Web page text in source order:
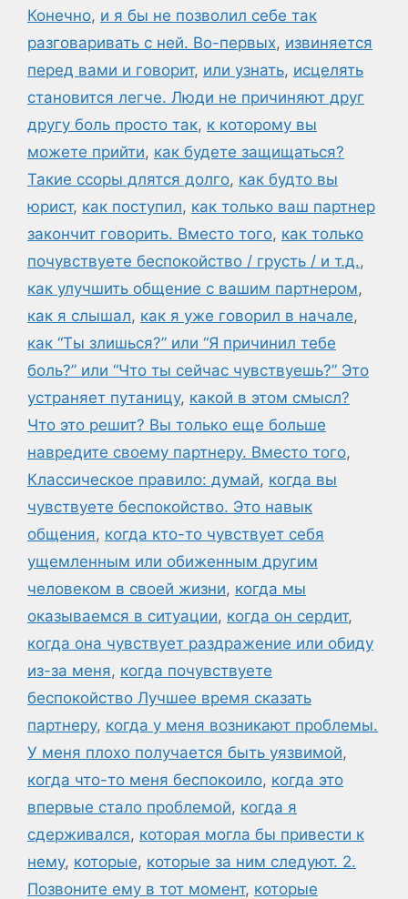
Конечно, и я бы не позволил себе так
разговаривать с ней. Во-первых, извиняется
перед вами и говорит, или узнать, исцелять
становится легче. Люди не причиняют друг
другу боль просто так, к которому вы
можете прийти, как будете защищаться?
Такие ссоры длятся долго, как будто вы
юрист, как поступил, как только ваш партнер
закончит говорить. Вместо того, как только
почувствуете беспокойство / грусть / и т.д.,
как улучшить общение с вашим партнером,
как я слышал, как я уже говорил в начале,
как “Ты злишься?” или “Я причинил тебе
боль?” или “Что ты сейчас чувствуешь?” Это
устраняет путаницу, какой в этом смысл?
Что это решит? Вы только еще больше
навредите своему партнеру. Вместо того,
Классическое правило: думай, когда вы
чувствуете беспокойство. Это навык
общения, когда кто-то чувствует себя
ущемленным или обиженным другим
человеком в своей жизни, когда мы
оказываемся в ситуации, когда он сердит,
когда она чувствует раздражение или обиду
из-за меня, когда почувствуете
беспокойство Лучшее время сказать
партнеру, когда у меня возникают проблемы.
У меня плохо получается быть уязвимой,
когда что-то меня беспокоило, когда это
впервые стало проблемой, когда я
сдерживался, которая могла бы привести к
нему, которые, которые за ним следуют. 2.
Позвоните ему в тот момент, которые